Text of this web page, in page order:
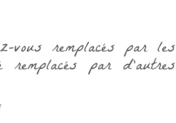
vous remplacés par les
par d’autres